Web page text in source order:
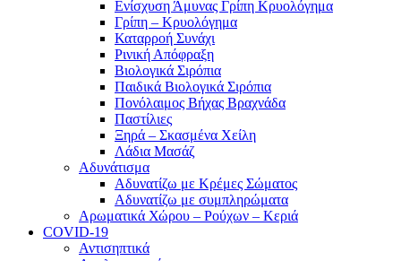
Ενίσχυση Άμυνας Γρίπη Κρυολόγημα
Γρίπη – Κρυολόγημα
Καταρροή Συνάχι
Ρινική Απόφραξη
Βιολογικά Σιρόπια
Παιδικά Βιολογικά Σιρόπια
Πονόλαιμος Βήχας Βραχνάδα
Παστίλιες
Ξηρά – Σκασμένα Χείλη
Λάδια Μασάζ
Αδυνάτισμα
Αδυνατίζω με Κρέμες Σώματος
Αδυνατίζω με συμπληρώματα
Αρωματικά Χώρου – Ρούχων – Κεριά
COVID-19
Αντισηπτικά